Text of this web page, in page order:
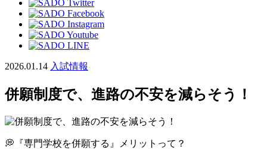
2026.01.14 入試情報
併願制度で、進路の不安を減らそう！
💭『専門学校を併願する』メリットって？